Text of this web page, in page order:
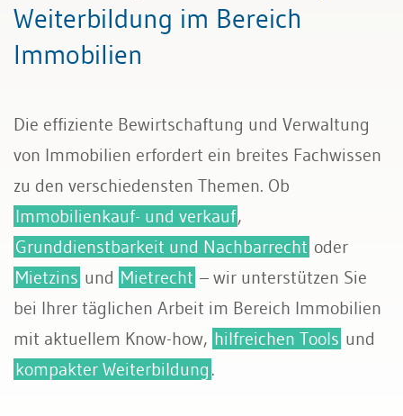
Bau
Weiterbildung im Bereich
Immobilien
Die effiziente Bewirtschaftung und Verwaltung
von Immobilien erfordert ein breites Fachwissen
zu den verschiedensten Themen. Ob
Immobilienkauf- und verkauf,
Grunddienstbarkeit und Nachbarrecht oder
Mietzins und Mietrecht – wir unterstützen Sie
bei Ihrer täglichen Arbeit im Bereich Immobilien
mit aktuellem Know-how, hilfreichen Tools und
kompakter Weiterbildung .